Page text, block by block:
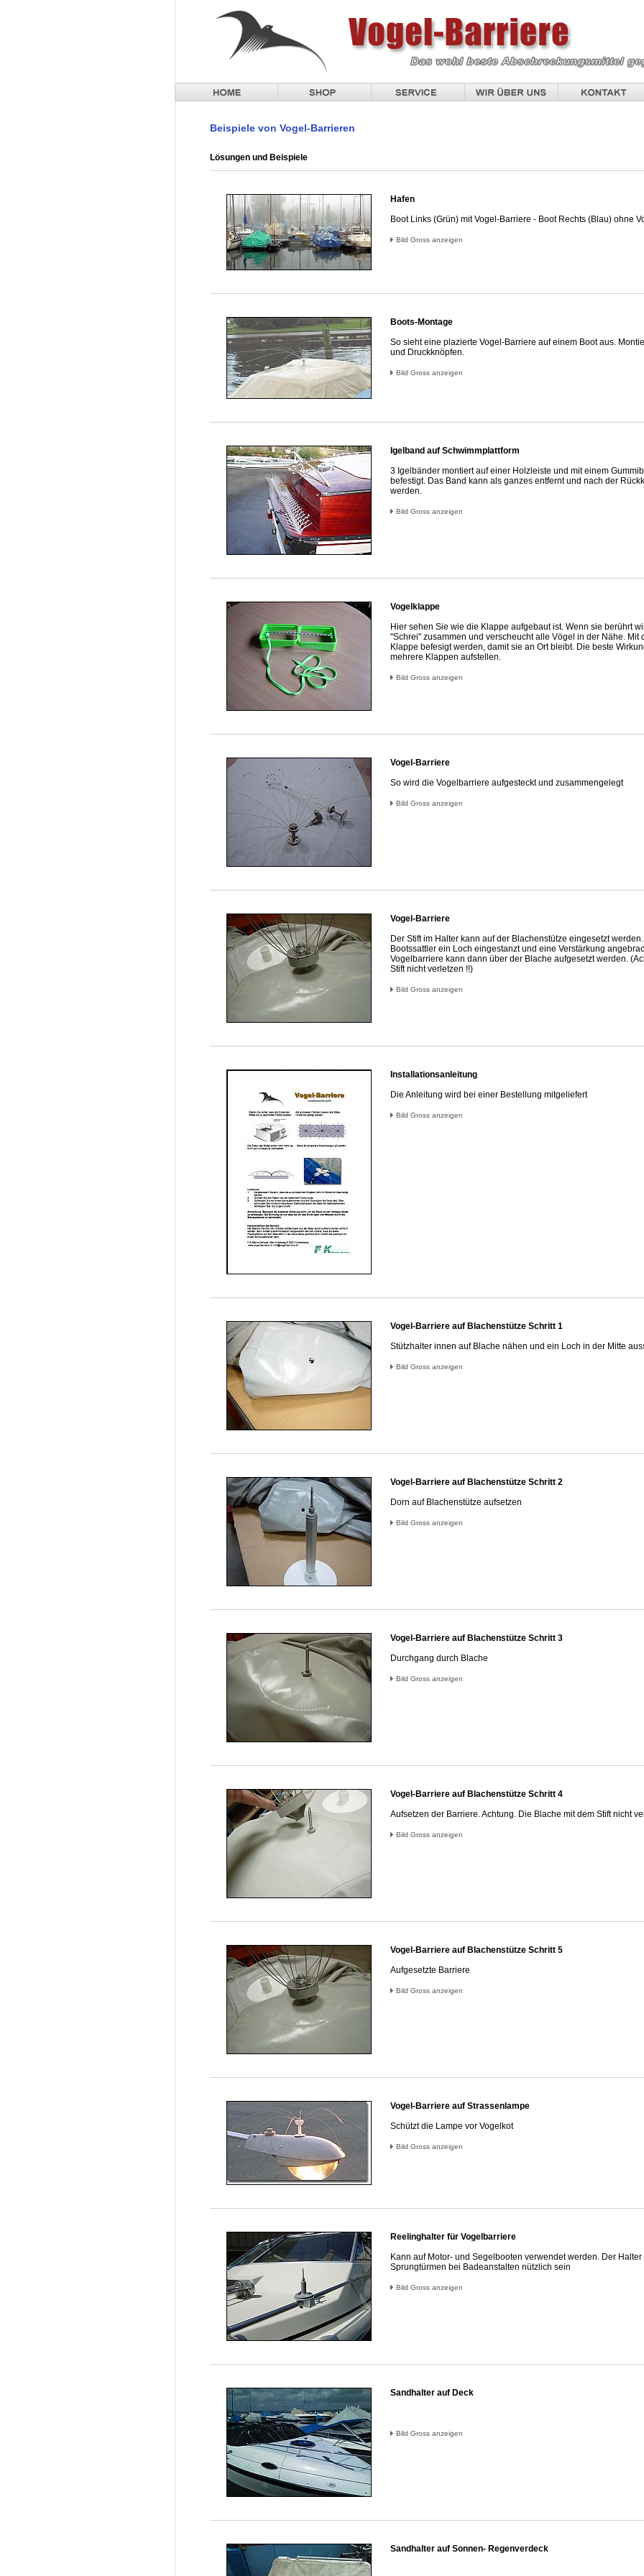
Beispiele von Vogel-Barrieren
Lösungen und Beispiele
Hafen
Boot Links (Grün) mit Vogel-Barriere - Boot Rechts (Blau) ohne
Bild Gross anzeigen
Boots-Montage
So sieht eine plazierte Vogel-Barriere auf einem Boot aus.
und Druckknöpfen.
Bild Gross anzeigen
Igelband auf Schwimmplattform
3 Igelbänder montiert auf einer Holzleiste und mit einem
befestigt. Das Band kann als ganzes entfernt und nach der
werden.
Bild Gross anzeigen
Vogelklappe
Hier sehen Sie wie die Klappe aufgebaut ist. Wenn sie berührt
"Schrei" zusammen und verscheucht alle Vögel in der Nähe. Mit
Klappe befesigt werden, damit sie an Ort bleibt. Die beste
mehrere Klappen aufstellen.
Bild Gross anzeigen
Vogel-Barriere
So wird die Vogelbarriere aufgesteckt und zusammengelegt
Bild Gross anzeigen
Vogel-Barriere
Der Stift im Halter kann auf der Blachenstütze eingesetzt
Bootssattler ein Loch eingestanzt und eine Verstärkung
Vogelbarriere kann dann über der Blache aufgesetzt werden.
Stift nicht verletzen !!)
Bild Gross anzeigen
Installationsanleitung
Die Anleitung wird bei einer Bestellung mitgeliefert
Bild Gross anzeigen
Vogel-Barriere auf Blachenstütze Schritt 1
Stützhalter innen auf Blache nähen und ein Loch in der Mitte
Bild Gross anzeigen
Vogel-Barriere auf Blachenstütze Schritt 2
Dorn auf Blachenstütze aufsetzen
Bild Gross anzeigen
Vogel-Barriere auf Blachenstütze Schritt 3
Durchgang durch Blache
Bild Gross anzeigen
Vogel-Barriere auf Blachenstütze Schritt 4
Aufsetzen der Barriere. Achtung. Die Blache mit dem Stift nicht
Bild Gross anzeigen
Vogel-Barriere auf Blachenstütze Schritt 5
Aufgesetzte Barriere
Bild Gross anzeigen
Vogel-Barriere auf Strassenlampe
Schützt die Lampe vor Vogelkot
Bild Gross anzeigen
Reelinghalter für Vogelbarriere
Kann auf Motor- und Segelbooten verwendet werden. Der
Sprungtürmen bei Badeanstalten nützlich sein
Bild Gross anzeigen
Sandhalter auf Deck
Bild Gross anzeigen
Sandhalter auf Sonnen- Regenverdeck